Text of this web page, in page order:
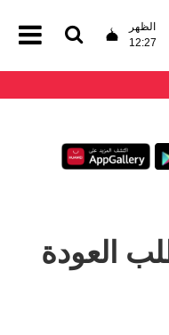
الظهر
12:27
العودة